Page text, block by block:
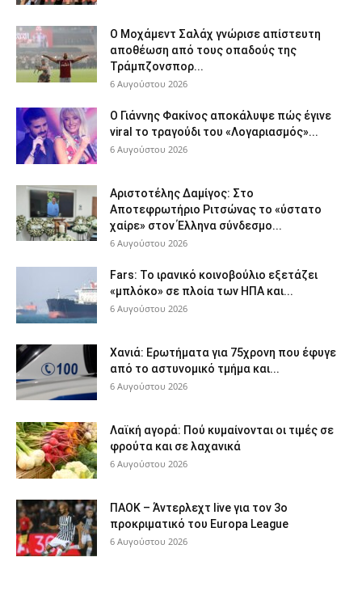
Ο Μοχάμεντ Σαλάχ γνώρισε απίστευτη
αποθέωση από τους οπαδούς της
Τράμπζονσπορ...
6 Αυγούστου 2026
Ο Γιάννης Φακίνος αποκάλυψε πώς έγινε
viral το τραγούδι του «Λογαριασμός»...
6 Αυγούστου 2026
Αριστοτέλης Δαμίγος: Στο
Αποτεφρωτήριο Ριτσώνας το «ύστατο
χαίρε» στον Έλληνα σύνδεσμο...
6 Αυγούστου 2026
Fars: Το ιρανικό κοινοβούλιο εξετάζει
«μπλόκο» σε πλοία των ΗΠΑ και...
6 Αυγούστου 2026
Χανιά: Ερωτήματα για 75χρονη που έφυγε
από το αστυνομικό τμήμα και...
6 Αυγούστου 2026
Λαϊκή αγορά: Πού κυμαίνονται οι τιμές σε
φρούτα και σε λαχανικά
6 Αυγούστου 2026
ΠΑΟΚ – Άντερλεχτ live για τον 3ο
προκριματικό του Europa League
6 Αυγούστου 2026